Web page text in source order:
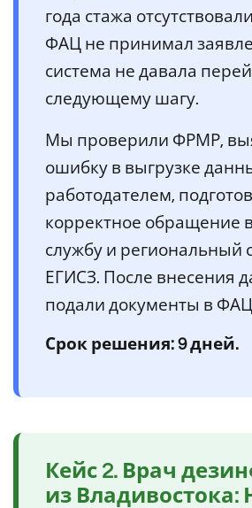
года стажа
ФАЦ не принимал
система не давала
следующему шагу.
Мы проверили ФРМР,
ошибку в выгрузке
работодателем,
корректное обращение
службу и региональный
ЕГИСЗ. После внесения
подали документы в
Срок решения: 9 дней.
Кейс 2. Врач
из Владивостока: